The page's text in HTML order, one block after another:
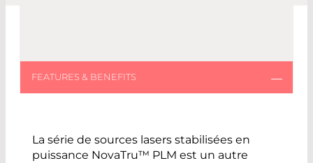
La série de sources lasers stabilisées en
puissance NovaTru™ PLM est un autre